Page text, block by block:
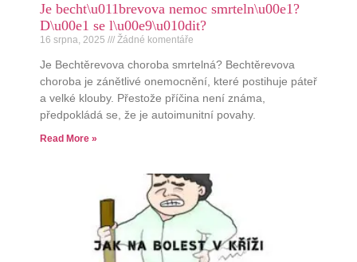
Je becht\u011brevova nemoc smrteln\u00e1?
D\u00e1 se l\u00e9\u010dit?
16 srpna, 2025 Žádné komentáře
Je Bechtěrevova choroba smrtelná? Bechtěrevova
choroba je zánětlivé onemocnění, které postihuje páteř
a velké klouby. Přestože příčina není známa,
předpokládá se, že je autoimunitní povahy.
Read More »